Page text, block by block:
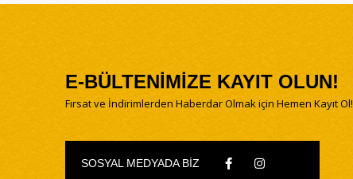
E-BÜLTENİMİZE KAYIT OLUN!
Fırsat ve İndirimlerden Haberdar Olmak için Hemen Kayıt Ol!
SOSYAL MEDYADA BİZ